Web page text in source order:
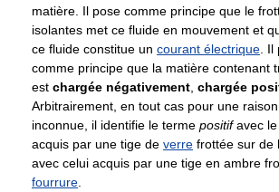
matière. Il pose comme principe que le
isolantes met ce fluide en mouvement et
ce fluide constitue un courant électrique .
comme principe que la matière contenant
est chargée négativement chargée
Arbitrairement, en tout cas pour une
inconnue, il identifie le terme positifavec le
acquis par une tige de verre frottée sur de
avec celui acquis par une tige en ambre
fourrure